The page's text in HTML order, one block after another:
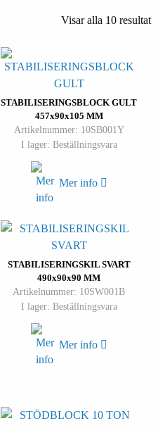
Visar alla 10 resultat
STABILISERINGSBLOCK GULT
457x90x105 MM
Artikelnummer: 10SB001Y
I lager: Beställningsvara
Mer info
STABILISERINGSKIL SVART
490x90x90 MM
Artikelnummer: 10SW001B
I lager: Beställningsvara
Mer info